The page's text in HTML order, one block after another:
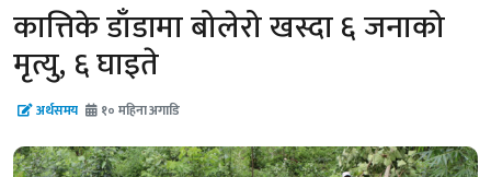
कात्तिके डाँडामा बोलेरो खस्दा ६ जनाको
मृत्यु, ६ घाइते
अर्थसमय १० महिना अगाडि